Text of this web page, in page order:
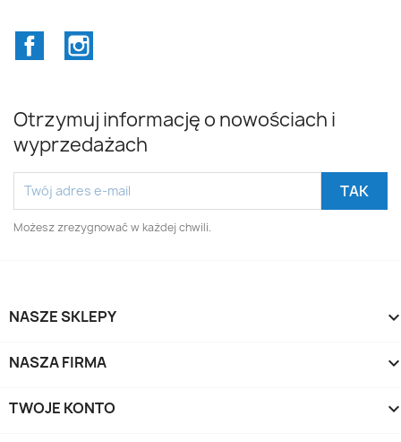
Facebook
Otrzymuj informację o nowościach i
wyprzedażach
Możesz zrezygnować w każdej chwili.
NASZE SKLEPY
NASZA FIRMA
TWOJE KONTO